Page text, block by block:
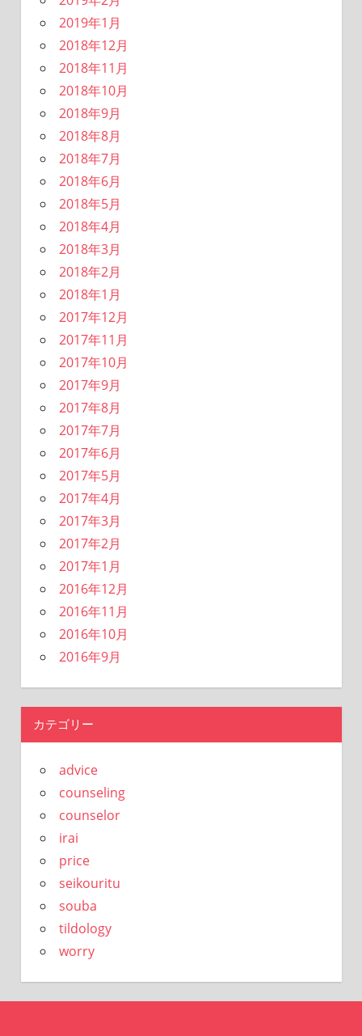
2019年1月
2018年12月
2018年11月
2018年10月
2018年9月
2018年8月
2018年7月
2018年6月
2018年5月
2018年4月
2018年3月
2018年2月
2018年1月
2017年12月
2017年11月
2017年10月
2017年9月
2017年8月
2017年7月
2017年6月
2017年5月
2017年4月
2017年3月
2017年2月
2017年1月
2016年12月
2016年11月
2016年10月
2016年9月
カテゴリー
advice
counseling
counselor
irai
price
seikouritu
souba
tildology
worry